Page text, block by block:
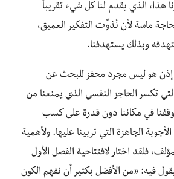
هذا، الذي يقدم لنا كل شيء تقريباً
ماسة لأن نُذوِّت التفكير العميق،
وبذلك يستهدفنا.
إذن هو ليس مجرد محفز للبحث عن
تكسر الحاجز النفسي الذي يمنعنا من
في مكاننا دون قدرة على كسب
الجاهزة التي تربينا عليها. ولأهمية
فلقد اختار لافتتاحية الفصل الأول
فيه: «من الأفضل بكثير أن نفهم الكون